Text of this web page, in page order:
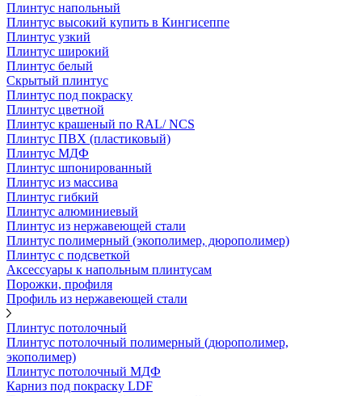
Плинтус напольный
Плинтус высокий купить в Кингисеппе
Плинтус узкий
Плинтус широкий
Плинтус белый
Скрытый плинтус
Плинтус под покраску
Плинтус цветной
Плинтус крашеный по RAL/ NCS
Плинтус ПВХ (пластиковый)
Плинтус МДФ
Плинтус шпонированный
Плинтус из массива
Плинтус гибкий
Плинтус алюминиевый
Плинтус из нержавеющей стали
Плинтус полимерный (экополимер, дюрополимер)
Плинтус с подсветкой
Аксессуары к напольным плинтусам
Порожки, профиля
Профиль из нержавеющей стали
Плинтус потолочный
Плинтус потолочный полимерный (дюрополимер,
экополимер)
Плинтус потолочный МДФ
Карниз под покраску LDF